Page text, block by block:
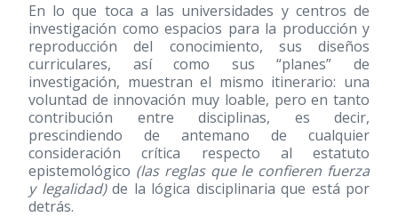
En lo que toca a las universidades y centros de
investigación como espacios para la producción y
reproducción del conocimiento, sus diseños
curriculares, así como sus “planes” de
investigación, muestran el mismo itinerario: una
voluntad de innovación muy loable, pero en tanto
contribución entre disciplinas, es decir,
prescindiendo de antemano de cualquier
consideración crítica respecto al estatuto
epistemológico (las reglas que le confieren fuerza
y legalidad)de la lógica disciplinaria que está por
detrás.